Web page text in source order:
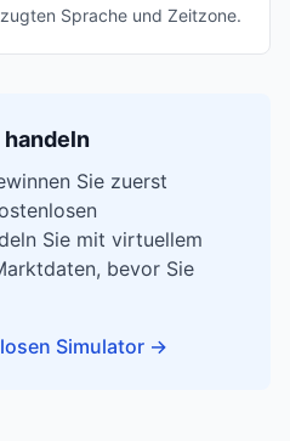
Sprache und Zeitzone.
handeln
Sie zuerst
Sie mit virtuellem
bevor Sie
Simulator →